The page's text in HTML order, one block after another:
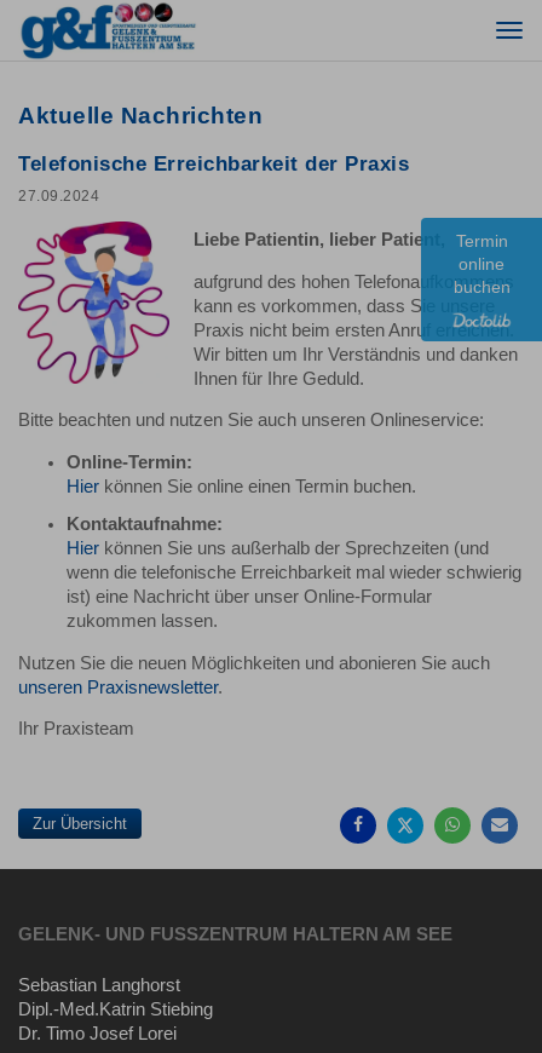
Termin
online
buchen
Aktuelle Nachrichten
Telefonische Erreichbarkeit der Praxis
27.09.2024
Liebe Patientin, lieber Patient,
aufgrund des hohen Telefonaufkommens
kann es vorkommen, dass Sie unsere
Praxis nicht beim ersten Anruf erreichen.
Wir bitten um Ihr Verständnis und danken
Ihnen für Ihre Geduld.
Bitte beachten und nutzen Sie auch unseren Onlineservice:
Online-Termin:
Hier können Sie online einen Termin buchen.
Kontaktaufnahme:
Hier können Sie uns außerhalb der Sprechzeiten (und
wenn die telefonische Erreichbarkeit mal wieder schwierig
ist) eine Nachricht über unser Online-Formular
zukommen lassen.
Nutzen Sie die neuen Möglichkeiten und abonieren Sie auch
unseren Praxisnewsletter.
Ihr Praxisteam
Zur Übersicht
teilen
teilen
teilen
GELENK- UND FUSSZENTRUM HALTERN AM SEE
Sebastian Langhorst
Dipl.-Med.Katrin Stiebing
Dr. Timo Josef Lorei